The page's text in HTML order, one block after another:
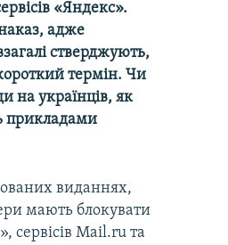
«Яндекс».
адже
стверджують,
термін. Чи
на українців, як
прикладами
виданнях,
мають блокувати
сервісів Mail.ru та